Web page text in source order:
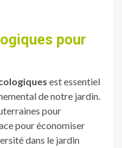
pour
est essentiel
de notre jardin.
pour
pour économiser
dans le jardin